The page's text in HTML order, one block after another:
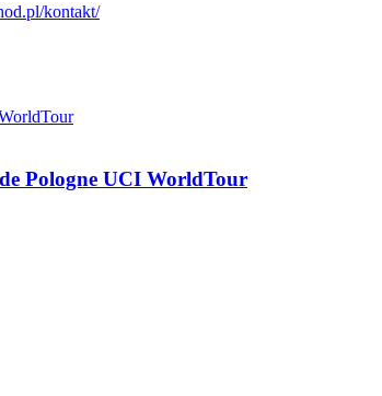
Pologne UCI WorldTour